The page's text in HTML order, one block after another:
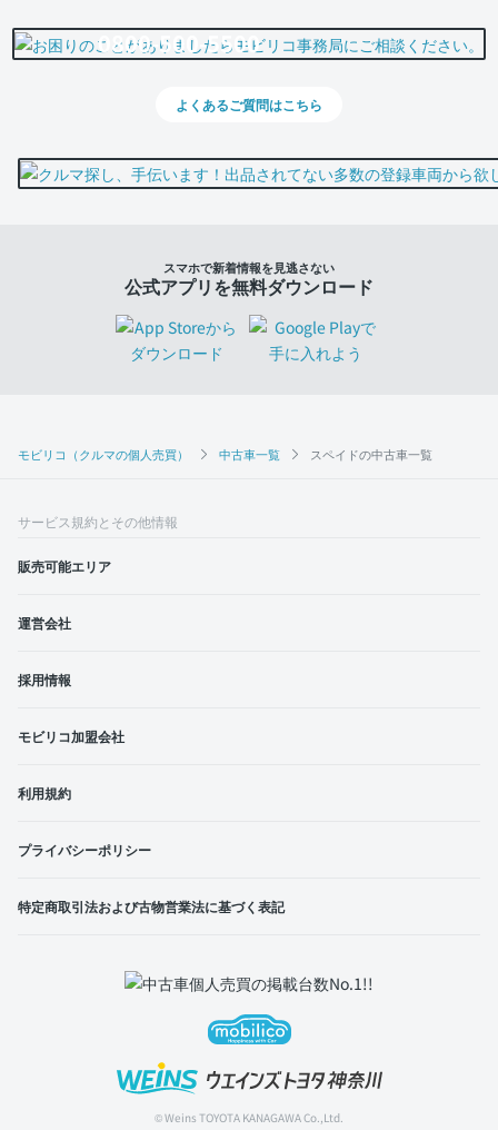
モビリコ（クルマの個人売買） 中古車一覧 スペイドの中古車一覧
0800-500-5500
よくあるご質問はこちら
スマホで新着情報を見逃さない
公式アプリを無料ダウンロード
サービス規約とその他情報
販売可能エリア
運営会社
採用情報
モビリコ加盟会社
利用規約
プライバシーポリシー
特定商取引法および古物営業法に基づく表記
© Weins TOYOTA KANAGAWA Co.,Ltd.